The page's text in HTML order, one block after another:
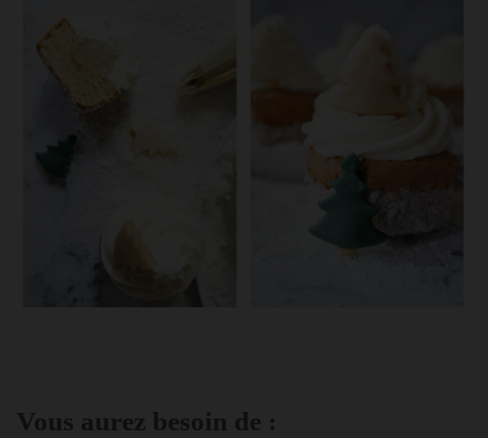
Vous aurez besoin de :